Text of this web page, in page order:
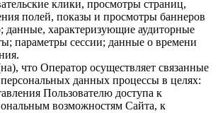
клики, просмотры страниц,
полей, показы и просмотры баннеров
данные, характеризующие аудиторные
параметры сессии; данные о времени
что Оператор осуществляет связанные
данных процессы в целях:
Пользователю доступа к
возможностям Сайта, к